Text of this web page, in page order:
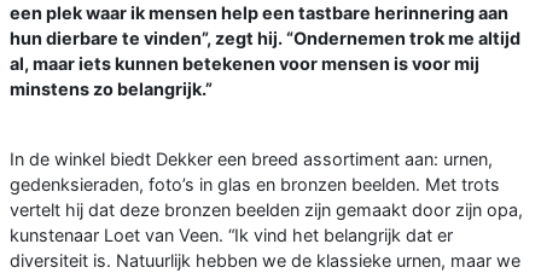
een plek waar ik mensen help een tastbare herinnering aan
hun dierbare te vinden”, zegt hij. “Ondernemen trok me altijd
al, maar iets kunnen betekenen voor mensen is voor mij
minstens zo belangrijk.”
In de winkel biedt Dekker een breed assortiment aan: urnen,
gedenksieraden, foto’s in glas en bronzen beelden. Met trots
vertelt hij dat deze bronzen beelden zijn gemaakt door zijn opa,
kunstenaar Loet van Veen. “Ik vind het belangrijk dat er
diversiteit is. Natuurlijk hebben we de klassieke urnen, maar we